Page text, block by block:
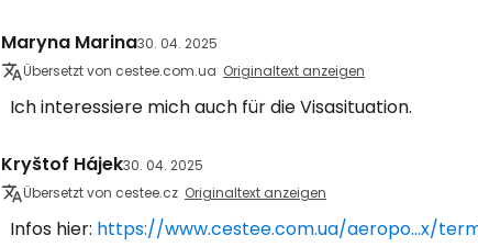
Maryna Marina30. 04. 2025
Übersetzt von cestee.com.ua Originaltext anzeigen
Ich interessiere mich auch für die Visasituation.
Kryštof Hájek30. 04. 2025
Übersetzt von cestee.cz Originaltext anzeigen
Infos hier: https://www.cestee.com.ua/aeropo...x/